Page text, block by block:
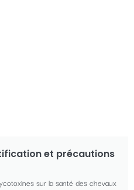
et précautions
sur la santé des chevaux